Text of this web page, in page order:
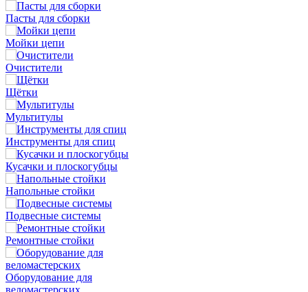
Пасты для сборки
Мойки цепи
Очистители
Щётки
Мультитулы
Инструменты для спиц
Кусачки и плоскогубцы
Напольные стойки
Подвесные системы
Ремонтные стойки
Оборудование для
веломастерских